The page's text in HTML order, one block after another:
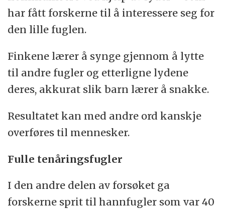
har fått forskerne til å interessere seg for
den lille fuglen.
Finkene lærer å synge gjennom å lytte
til andre fugler og etterligne lydene
deres, akkurat slik barn lærer å snakke.
Resultatet kan med andre ord kanskje
overføres til mennesker.
Fulle tenåringsfugler
I den andre delen av forsøket ga
forskerne sprit til hannfugler som var 40